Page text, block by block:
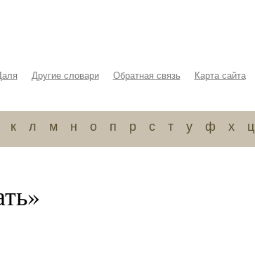
Другие словари Обратная связь Карта сайта
к л м н о п р с т у ф х ц